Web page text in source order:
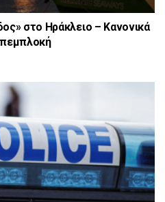
στο Ηράκλειο – Κανονικά